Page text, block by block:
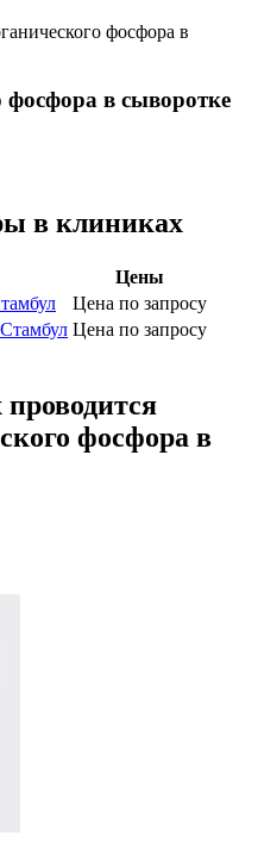
фосфора в
фосфора в сыворотке
в клиниках
Цены
Цена по запросу
Стамбул Цена по запросу
фосфора в